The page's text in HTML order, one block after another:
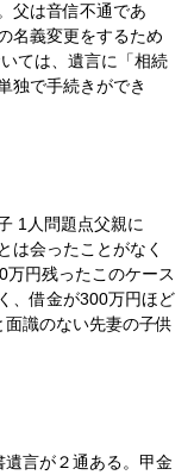
父は音信不通であ
名義変更をするため
ては、遺言に「相続
独で手続きができ
1人問題点父親に
は会ったことがなく
円残ったこのケース
、借金が300万円ほど
識のない先妻の子供
言が２通ある。甲金